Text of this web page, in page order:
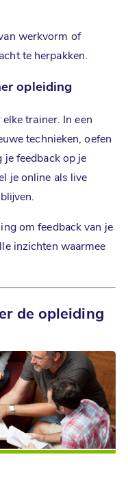
werkvorm of
te herpakken.
opleiding
trainer. In een
technieken, oefen
je feedback op je
je online als live
om feedback van je
inzichten waarmee
de opleiding